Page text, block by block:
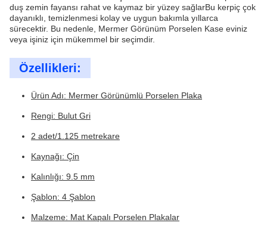
duş zemin fayansı rahat ve kaymaz bir yüzey sağlarBu kerpiç çok
dayanıklı, temizlenmesi kolay ve uygun bakımla yıllarca
sürecektir. Bu nedenle, Mermer Görünüm Porselen Kase eviniz
veya işiniz için mükemmel bir seçimdir.
Özellikleri:
Ürün Adı: Mermer Görünümlü Porselen Plaka
Rengi: Bulut Gri
2 adet/1.125 metrekare
Kaynağı: Çin
Kalınlığı: 9.5 mm
Şablon: 4 Şablon
Malzeme: Mat Kapalı Porselen Plakalar